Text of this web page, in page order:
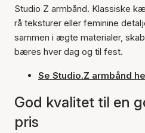
Studio Z armbånd. Klassiske
rå teksturer eller feminine
sammen i ægte materialer,
bæres hver dag og til fest.
Se Studio.Z armbånd
God kvalitet til en
pris